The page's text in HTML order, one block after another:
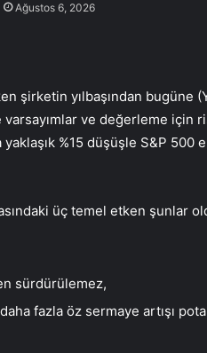
Ağustos 6, 2026
şirketin yılbaşından bugüne
ve değerleme için
%15 düşüşle S&P 500
üç temel etken şunlar
sürdürülemez,
fazla öz sermaye artışı